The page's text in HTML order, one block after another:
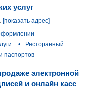
услуг
[показать адрес]
•
Ресторанный
паспортов
электронной
и онлайн касс